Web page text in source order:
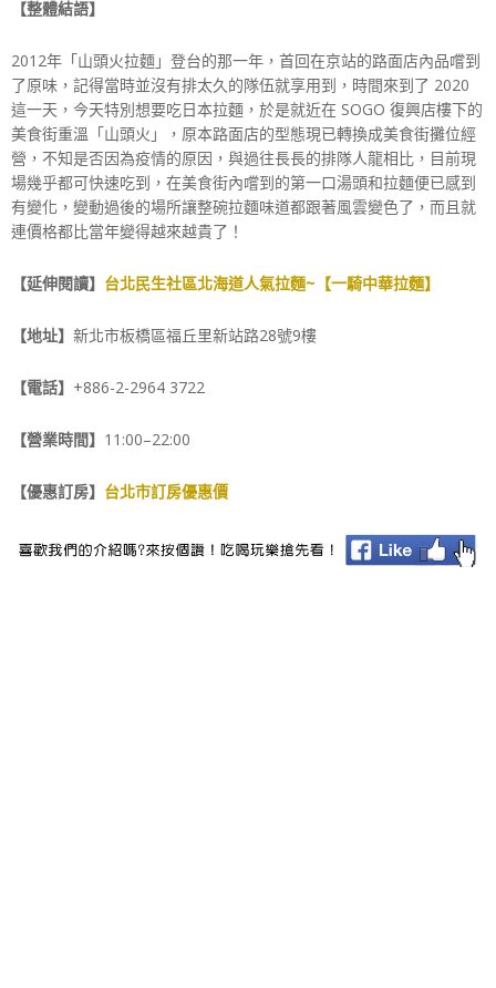
【整體結語】
2012年「山頭火拉麵」登台的那一年，首回在京站的路面店內品嚐到
了原味，記得當時並沒有排太久的隊伍就享用到，時間來到了 2020
這一天，今天特別想要吃日本拉麵，於是就近在 SOGO 復興店樓下的
美食街重溫「山頭火」，原本路面店的型態現已轉換成美食街攤位經
營，不知是否因為疫情的原因，與過往長長的排隊人龍相比，目前現
場幾乎都可快速吃到，在美食街內嚐到的第一口湯頭和拉麵便已感到
有變化，變動過後的場所讓整碗拉麵味道都跟著風雲變色了，而且就
連價格都比當年變得越來越貴了！
【延伸閱讀】 台北民生社區北海道人氣拉麵~【一騎中華拉麵】
【地址】 新北市板橋區福丘里新站路28號9樓
【電話】 +886-2-2964 3722
【營業時間】 11:00–22:00
【優惠訂房】 台北市訂房優惠價